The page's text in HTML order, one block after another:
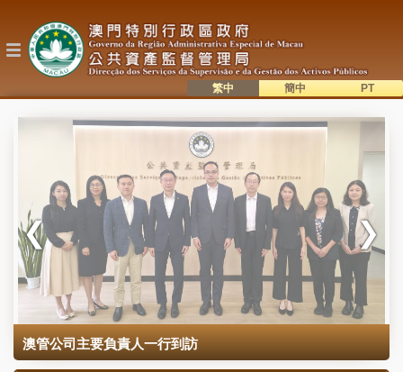
主
語系切換
澳管公司主要負責人一行到訪